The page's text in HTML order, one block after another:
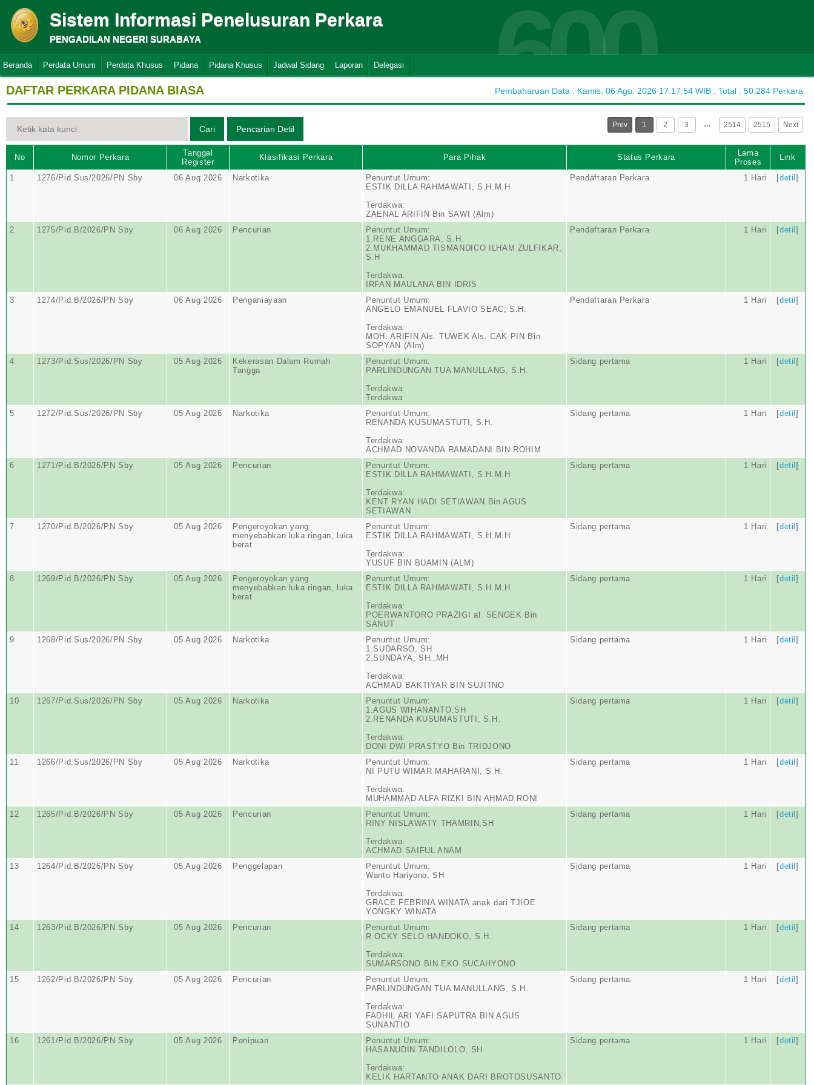
Sistem Informasi Penelusuran Perkara
PENGADILAN NEGERI SURABAYA 600
Beranda Perdata Umum Perdata Khusus Pidana Pidana Khusus Jadwal Sidang Laporan Delegasi
DAFTAR PERKARA PIDANA BIASA Pembaharuan Data : Kamis, 06 Agu. 2026 17:17:54 WIB , Total : 50.284 Perkara
Prev 1 2 3 … 2514 2515 Next
No Nomor Perkara
Tanggal
Register
Klasifikasi Perkara Para Pihak Status Perkara
Lama
Proses
Link
1 1276/Pid.Sus/2026/PN Sby 06 Aug 2026 Narkotika
Penuntut Umum:
ESTIK DILLA RAHMAWATI, S.H.M.H
Terdakwa:
ZAENAL ARIFIN Bin SAWI (Alm)
Pendaftaran Perkara 1 Hari [detil]
2 1275/Pid.B/2026/PN Sby 06 Aug 2026 Pencurian
Penuntut Umum:
1.RENE ANGGARA, S.H.
2.MUKHAMMAD TISMANDICO ILHAM ZULFIKAR,
S.H
Terdakwa:
IRFAN MAULANA BIN IDRIS
Pendaftaran Perkara 1 Hari [detil]
3 1274/Pid.B/2026/PN Sby 06 Aug 2026 Penganiayaan
Penuntut Umum:
ANGELO EMANUEL FLAVIO SEAC, S.H.
Terdakwa:
MOH. ARIFIN Als. TUWEK Als. CAK PIN Bin
SOPYAN (Alm)
Pendaftaran Perkara 1 Hari [detil]
4 1273/Pid.Sus/2026/PN Sby 05 Aug 2026
Kekerasan Dalam Rumah
Tangga
Penuntut Umum:
PARLINDUNGAN TUA MANULLANG, S.H.
Terdakwa:
Terdakwa
Sidang pertama 1 Hari [detil]
5 1272/Pid.Sus/2026/PN Sby 05 Aug 2026 Narkotika
Penuntut Umum:
RENANDA KUSUMASTUTI, S.H.
Terdakwa:
ACHMAD NOVANDA RAMADANI BIN ROHIM
Sidang pertama 1 Hari [detil]
6 1271/Pid.B/2026/PN Sby 05 Aug 2026 Pencurian
Penuntut Umum:
ESTIK DILLA RAHMAWATI, S.H.M.H
Terdakwa:
KENT RYAN HADI SETIAWAN Bin AGUS
SETIAWAN
Sidang pertama 1 Hari [detil]
7 1270/Pid.B/2026/PN Sby 05 Aug 2026
Pengeroyokan yang
menyebabkan luka ringan, luka
berat
Penuntut Umum:
ESTIK DILLA RAHMAWATI, S.H.M.H
Terdakwa:
YUSUF BIN BUAMIN (ALM)
Sidang pertama 1 Hari [detil]
8 1269/Pid.B/2026/PN Sby 05 Aug 2026
Pengeroyokan yang
menyebabkan luka ringan, luka
berat
Penuntut Umum:
ESTIK DILLA RAHMAWATI, S.H.M.H
Terdakwa:
POERWANTORO PRAZIGI al. SENGEK Bin
SANUT
Sidang pertama 1 Hari [detil]
9 1268/Pid.Sus/2026/PN Sby 05 Aug 2026 Narkotika
Penuntut Umum:
1.SUDARSO, SH
2.SUNDAYA, SH.,MH
Terdakwa:
ACHMAD BAKTIYAR BIN SUJITNO
Sidang pertama 1 Hari [detil]
10 1267/Pid.Sus/2026/PN Sby 05 Aug 2026 Narkotika
Penuntut Umum:
1.AGUS WIHANANTO,SH
2.RENANDA KUSUMASTUTI, S.H.
Terdakwa:
DONI DWI PRASTYO Bin TRIDJONO
Sidang pertama 1 Hari [detil]
11 1266/Pid.Sus/2026/PN Sby 05 Aug 2026 Narkotika
Penuntut Umum:
NI PUTU WIMAR MAHARANI, S.H.
Terdakwa:
MUHAMMAD ALFA RIZKI BIN AHMAD RONI
Sidang pertama 1 Hari [detil]
12 1265/Pid.B/2026/PN Sby 05 Aug 2026 Pencurian
Penuntut Umum:
RINY NISLAWATY THAMRIN,SH
Terdakwa:
ACHMAD SAIFUL ANAM
Sidang pertama 1 Hari [detil]
13 1264/Pid.B/2026/PN Sby 05 Aug 2026 Penggelapan
Penuntut Umum:
Wanto Hariyono, SH
Terdakwa:
GRACE FEBRINA WINATA anak dari TJIOE
YONGKY WINATA
Sidang pertama 1 Hari [detil]
14 1263/Pid.B/2026/PN Sby 05 Aug 2026 Pencurian
Penuntut Umum:
R OCKY SELO HANDOKO, S.H.
Terdakwa:
SUMARSONO BIN EKO SUCAHYONO
Sidang pertama 1 Hari [detil]
15 1262/Pid.B/2026/PN Sby 05 Aug 2026 Pencurian
Penuntut Umum:
PARLINDUNGAN TUA MANULLANG, S.H.
Terdakwa:
FADHIL ARI YAFI SAPUTRA BIN AGUS
SUNANTIO
Sidang pertama 1 Hari [detil]
16 1261/Pid.B/2026/PN Sby 05 Aug 2026 Penipuan
Penuntut Umum:
HASANUDIN TANDILOLO, SH
Terdakwa:
KELIK HARTANTO ANAK DARI BROTOSUSANTO
Sidang pertama 1 Hari [detil]